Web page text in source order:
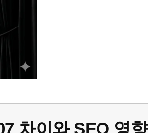
차이와 SEO 영향